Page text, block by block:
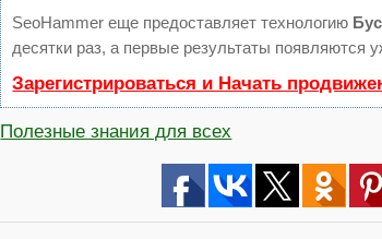
SeoHammer еще предоставляет технологию
десятки раз, а первые результаты появляются
Зарегистрироваться и Начать
Полезные знания для всех